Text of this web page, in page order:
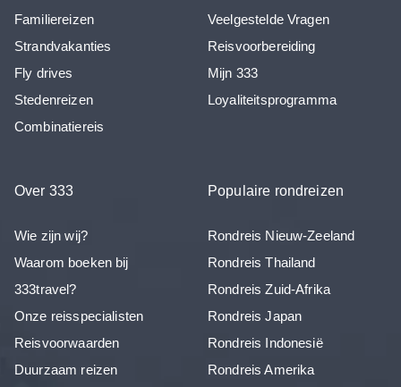
Familiereizen
Strandvakanties
Fly drives
Stedenreizen
Combinatiereis
Veelgestelde Vragen
Reisvoorbereiding
Mijn 333
Loyaliteitsprogramma
Over 333
Wie zijn wij?
Waarom boeken bij
333travel?
Onze reisspecialisten
Reisvoorwaarden
Duurzaam reizen
Populaire rondreizen
Rondreis Nieuw-Zeeland
Rondreis Thailand
Rondreis Zuid-Afrika
Rondreis Japan
Rondreis Indonesië
Rondreis Amerika